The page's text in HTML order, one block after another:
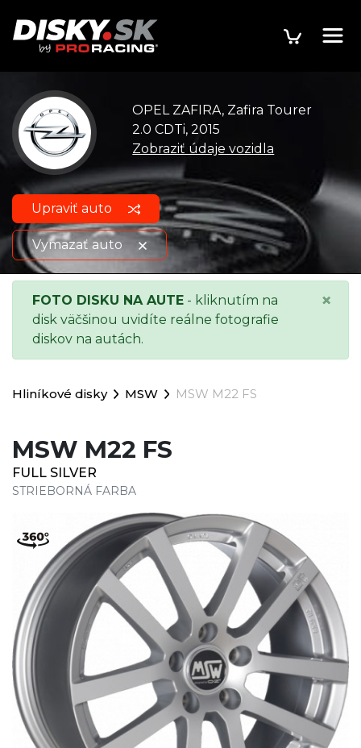
OPEL ZAFIRA, Zafira Tourer
2.0 CDTi, 2015
Zobraziť údaje vozidla
Upraviť auto
Vymazať auto
OPEL ZAFIRA, Zafira Tourer
2.0 CDTi, 2015
Zobraziť údaje o
vozidle
FOTO DISKU NA AUTE - kliknutím na
disk väčšinou uvidíte reálne fotografie
diskov na autách.
×
Hliníkové disky MSW MSW M22 FS
MSW M22 FS
FULL SILVER
STRIEBORNÁ FARBA